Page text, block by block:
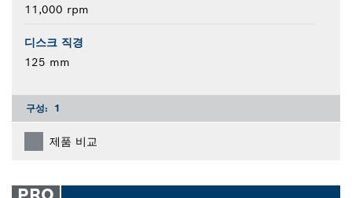
11,000 rpm
디스크 직경
125 mm
구성: 1
제품 비교